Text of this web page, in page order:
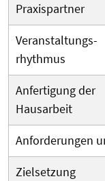
Praxispartner
Veranstaltungs­
rhythmus
Anfertigung der
Hausarbeit
Anforderungen
Zielsetzung